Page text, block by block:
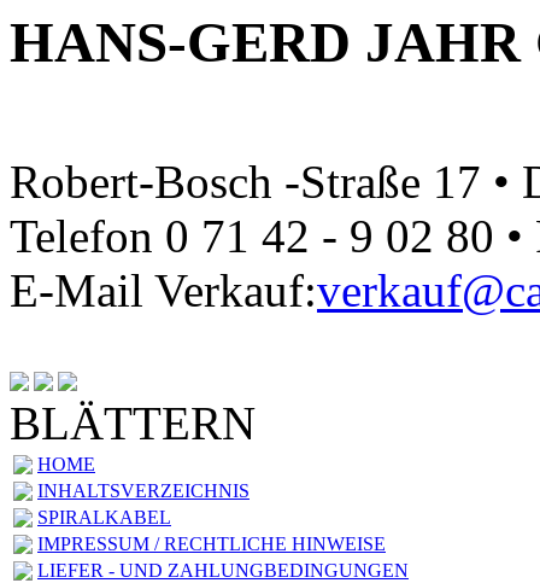
HANS-GERD
Robert-Bosch -Straße 17
Telefon 0 71 42 - 9 02 80
E-Mail Verkauf:
BLÄTTERN
HOME
INHALTSVERZEICHNIS
SPIRALKABEL
IMPRESSUM / RECHTLICHE HINWEISE
LIEFER - UND ZAHLUNGBEDINGUNGEN